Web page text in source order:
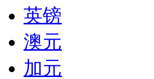
英镑
澳元
加元